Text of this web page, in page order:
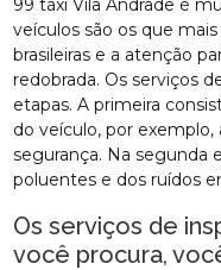
99 táxi Vila Andrade é
veículos são os que
brasileiras e a atenção
redobrada. Os serviços
etapas. A primeira
do veículo, por exemplo,
segurança. Na segunda
poluentes e dos ruídos
Os serviços de
você procura,